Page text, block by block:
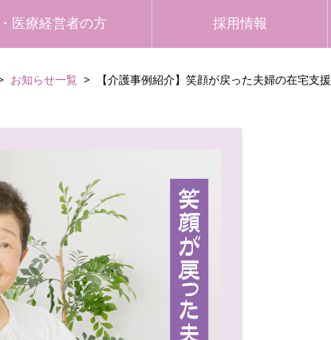
医療経営者の方 採用情報
お知らせ一覧 【介護事例紹介】笑顔が戻った夫婦の在宅支援